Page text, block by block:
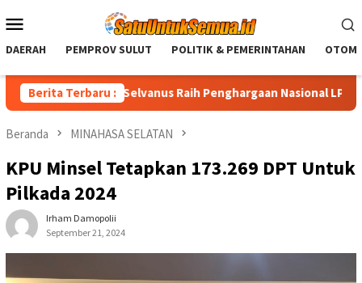
ke
Mobile
DAERAH PEMPROV SULUT POLITIK & PEMERINTAHAN
Berita Terbaru :
Yulius Selvanus Raih Penghargaan Nasional LPM RI
Beranda MINAHASA SELATAN
KPU Minsel Tetapkan 173.269 DPT Untuk
Pilkada 2024
Irham Damopolii
September 21, 2024